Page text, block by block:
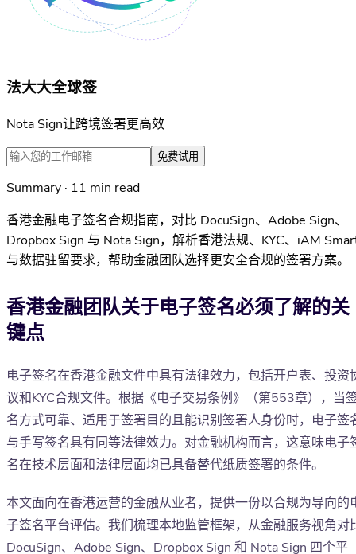
法大大全球签
Nota Sign让跨境签署更高效
免费试用
Summary · 11 min read
香港金融电子签名合规指南，对比 DocuSign、Adobe Sign、
Dropbox Sign 与 Nota Sign，解析香港法规、KYC、iAM
与数据驻留要求，帮助金融团队选择更安全合规的签署方案。
香港金融团队关于电子签名必须了解的关
键点
电子签名在香港金融文件中具有法律效力，包括开户表、投资
议和KYC合规文件。根据《电子交易条例》（第553章），当
名方式可靠、适用于签署目的且能识别签署人身份时，电子签
与手写签名具有同等法律效力。对金融机构而言，这意味电子
名在技术层面和法律层面均已具备替代纸质签署的条件。
本文面向在香港运营的金融从业者，提供一份以合规为导向的
子签名平台评估。我们梳理本地监管框架，从金融服务视角对
DocuSign、Adobe Sign、Dropbox Sign 和 Nota Sign 四个平